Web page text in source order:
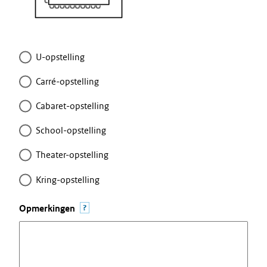
U-opstelling
Carré-opstelling
Cabaret-opstelling
School-opstelling
Theater-opstelling
Kring-opstelling
Opmerkingen ?